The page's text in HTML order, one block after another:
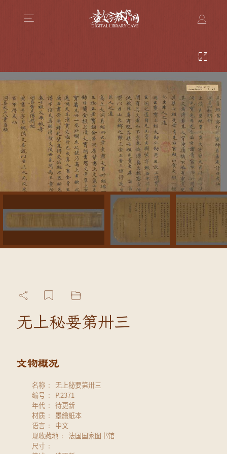
无上秘要第卅三
名称
无上秘要第卅三
编号
P.2371
年代
待更新
材质
墨繪紙本
语言
中文
现收藏地
法国国家图书馆
尺寸